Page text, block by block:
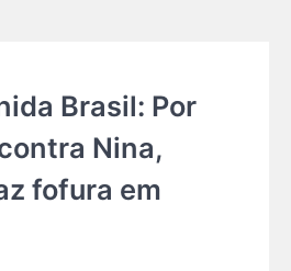
Brasil: Por
Nina,
fofura em